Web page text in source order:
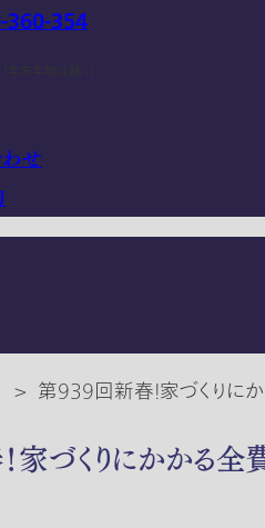
360-354
せ
> 第939回新春！家づくりに
家づくりにかかる